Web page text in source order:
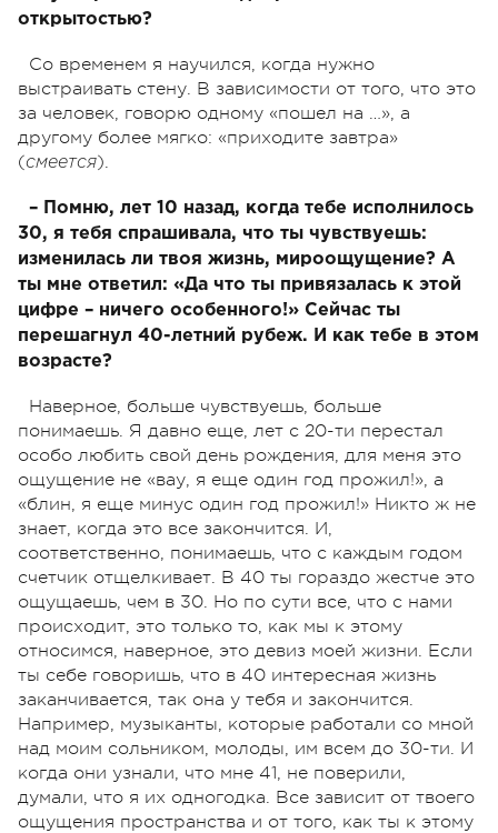
открытостью?
Со временем я научился, когда нужно
выстраивать стену. В зависимости от того, что это
за человек, говорю одному «пошел на …», а
другому более мягко: «приходите завтра»
(смеется).
– Помню, лет 10 назад, когда тебе исполнилось
30, я тебя спрашивала, что ты чувствуешь:
изменилась ли твоя жизнь, мироощущение? А
ты мне ответил: «Да что ты привязалась к этой
цифре – ничего особенного!» Сейчас ты
перешагнул 40-летний рубеж. И как тебе в этом
возрасте?
Наверное, больше чувствуешь, больше
понимаешь. Я давно еще, лет с 20-ти перестал
особо любить свой день рождения, для меня это
ощущение не «вау, я еще один год прожил!», а
«блин, я еще минус один год прожил!» Никто ж не
знает, когда это все закончится. И,
соответственно, понимаешь, что с каждым годом
счетчик отщелкивает. В 40 ты гораздо жестче это
ощущаешь, чем в 30. Но по сути все, что с нами
происходит, это только то, как мы к этому
относимся, наверное, это девиз моей жизни. Если
ты себе говоришь, что в 40 интересная жизнь
заканчивается, так она у тебя и закончится.
Например, музыканты, которые работали со мной
над моим сольником, молоды, им всем до 30-ти. И
когда они узнали, что мне 41, не поверили,
думали, что я их одногодка. Все зависит от твоего
ощущения пространства и от того, как ты к этому